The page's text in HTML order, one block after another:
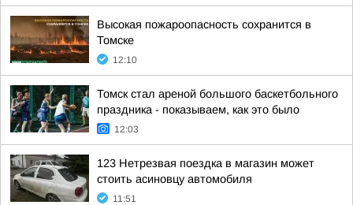
Высокая пожароопасность сохранится в
Томске
12:10
Томск стал ареной большого баскетбольного
праздника - показываем, как это было
12:03
123 Нетрезвая поездка в магазин может
стоить асиновцу автомобиля
11:51